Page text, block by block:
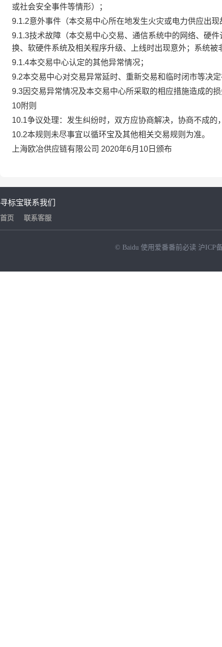
或社会安全事件等情形）；
9.1.2意外事件（本交易中心所在地发生火灾或电力供应出
9.1.3技术故障（本交易中心交易、通信系统中的网络、硬
换、软硬件系统及相关程序升级、上线时出现意外；系统
9.1.4本交易中心认定的其他异常情况；
9.2本交易中心对交易异常延时、重新交易和临时闭市等决
9.3因交易异常情况及本交易中心所采取的相应措施造成的
10附则
10.1争议处理：发生纠纷时，双方应协商解决，协商不成
10.2本规则未尽事宜以循环宝及其他相关交易规则为准。
上海欧冶供应链有限公司 2020年6月10日颁布
寻标宝
首页
联系我们
联系客服
© Baidu 使用爱番番前必读 沪ICP